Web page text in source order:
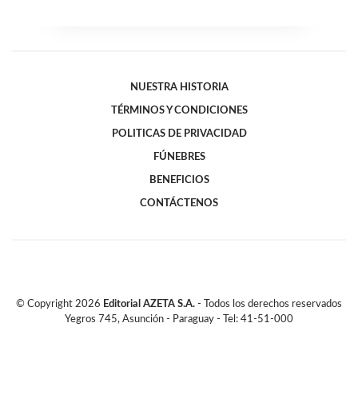
NUESTRA HISTORIA
TÉRMINOS Y CONDICIONES
POLITICAS DE PRIVACIDAD
FÚNEBRES
BENEFICIOS
CONTÁCTENOS
© Copyright 2026 Editorial AZETA S.A. - Todos los derechos reservados
Yegros 745, Asunción - Paraguay - Tel: 41-51-000